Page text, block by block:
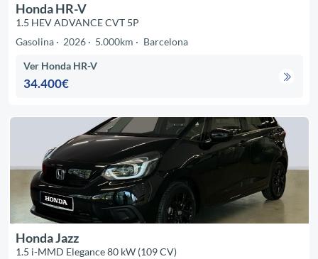
Honda HR-V
1.5 HEV ADVANCE CVT 5P
Gasolina
2026 5.000km Barcelona
Ver Honda HR-V
34.400€
Honda Jazz
1.5 i-MMD Elegance 80 kW (109 CV)